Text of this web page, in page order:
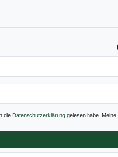
die Daten­schutz­erklärunggelesen habe. Meine